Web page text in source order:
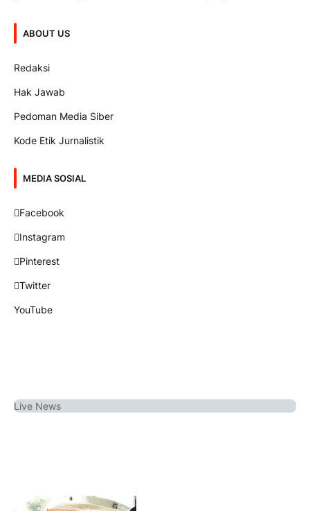
ABOUT US
Redaksi
Hak Jawab
Pedoman Media Siber
Kode Etik Jurnalistik
MEDIA SOSIAL
Facebook
Instagram
Pinterest
Twitter
YouTube
Live News